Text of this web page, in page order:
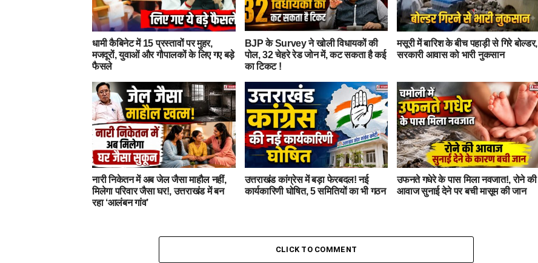
धामी कैबिनेट में 15 प्रस्तावों पर मुहर,
मजदूरों, युवाओं और गौपालकों के लिए गए बड़े
फैसले
BJP के Survey ने खोली विधायकों की
पोल, 32 चेहरे रेड जोन में, कट सकता है कई
का टिकट !
मसूरी में बारिश के बीच पहाड़ी से गिरे बोल्डर,
सरकारी आवास को भारी नुकसान
नारी निकेतन में अब जेल जैसा माहौल नहीं,
मिलेगा परिवार जैसा घर!, उत्तराखंड में बन
रहा ‘आलंबन गांव’
उत्तराखंड कांग्रेस में बड़ा फेरबदल! नई
कार्यकारिणी घोषित, 5 समितियों का भी गठन
उफनते गधेरे के पास मिला नवजात!, रोने की
आवाज सुनाई देने पर बची मासूम की जान
CLICK TO COMMENT